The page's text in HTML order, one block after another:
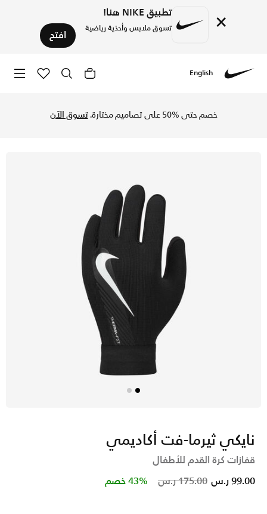
× تطبيق NIKE هنا!
تسوق ملابس وأحذية رياضية افتح
English
خصم حتى %50 على تصاميم مختارة. تسوق الآن
نايكي ثيرما-فت أكاديمي
قفازات كرة القدم للأطفال
Price reduced from
175.00 ر.س to 99.00 ر.س 43% خصم